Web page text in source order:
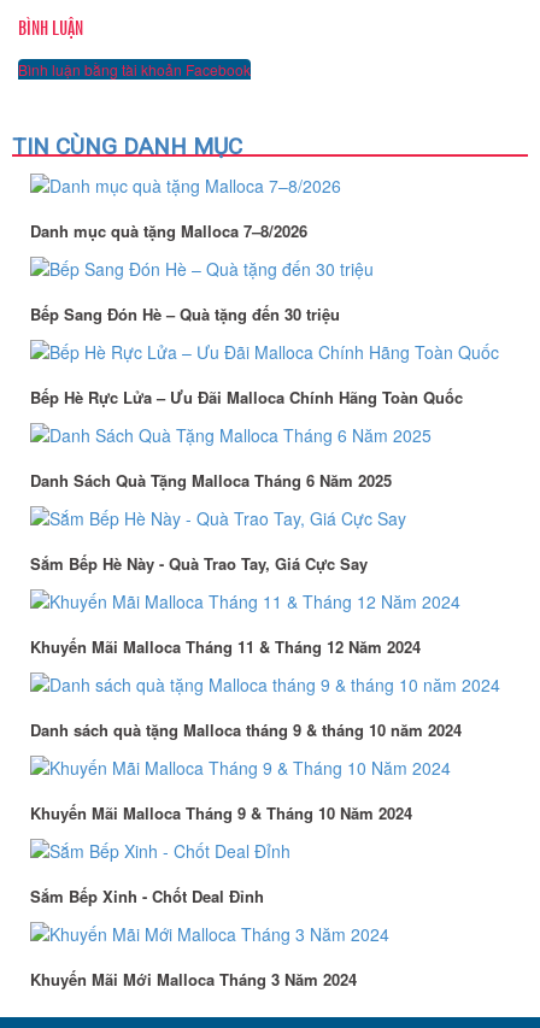
BÌNH LUẬN
Bình luận bằng tài khoản Facebook
TIN CÙNG DANH MỤC
Danh mục quà tặng Malloca 7–8/2026
Bếp Sang Đón Hè – Quà tặng đến 30 triệu
Bếp Hè Rực Lửa – Ưu Đãi Malloca Chính Hãng Toàn Quốc
Danh Sách Quà Tặng Malloca Tháng 6 Năm 2025
Sắm Bếp Hè Này - Quà Trao Tay, Giá Cực Say
Khuyến Mãi Malloca Tháng 11 & Tháng 12 Năm 2024
Danh sách quà tặng Malloca tháng 9 & tháng 10 năm 2024
Khuyến Mãi Malloca Tháng 9 & Tháng 10 Năm 2024
Sắm Bếp Xinh - Chốt Deal Đỉnh
Khuyến Mãi Mới Malloca Tháng 3 Năm 2024